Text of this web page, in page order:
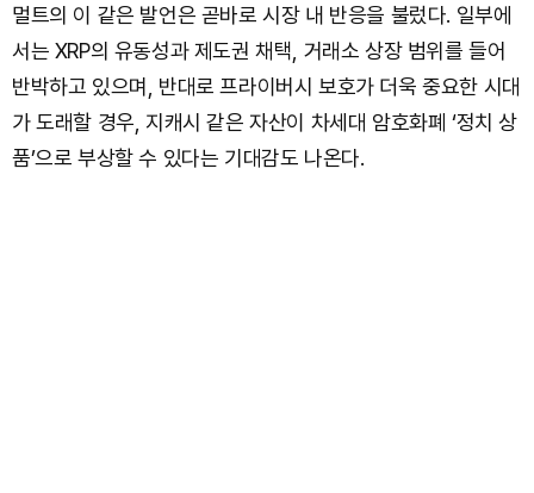
멀트의 이 같은 발언은 곧바로 시장 내 반응을 불렀다. 일부에
서는 XRP의 유동성과 제도권 채택, 거래소 상장 범위를 들어
반박하고 있으며, 반대로 프라이버시 보호가 더욱 중요한 시대
가 도래할 경우, 지캐시 같은 자산이 차세대 암호화폐 ‘정치 상
품’으로 부상할 수 있다는 기대감도 나온다.